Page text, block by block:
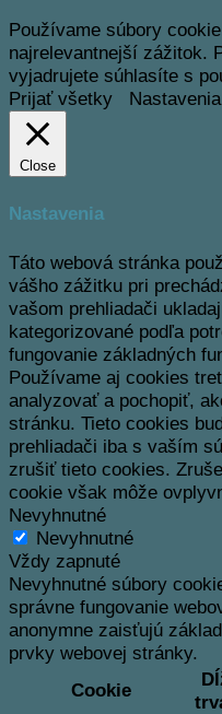
Používame súbory
najrelevantnejší zážitok.
vyjadrujete súhlasíte s
Prijať všetky
Nastavenia
Close
Nastavenia
Táto webová stránka
vášho zážitku pri
vašom prehliadači
kategorizované podľa
fungovanie základných
Používame aj cookies
analyzovať a pochopiť,
stránku. Tieto cookies
prehliadači iba s vaším
zrušiť tieto cookies.
cookie však môže
Nevyhnutné
Nevyhnutné
Vždy zapnuté
Nevyhnutné súbory
správne fungovanie
anonymne zaisťujú
prvky webovej stránky.
Cookie